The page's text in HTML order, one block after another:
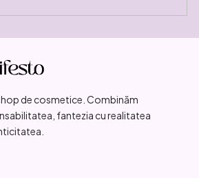
de cosmetice. Combinăm
fantezia cu realitatea